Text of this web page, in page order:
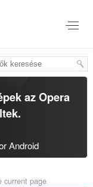
azOpera
Android
current page‎